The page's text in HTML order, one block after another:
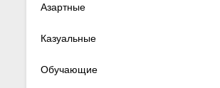
Азартные
Казуальные
Обучающие